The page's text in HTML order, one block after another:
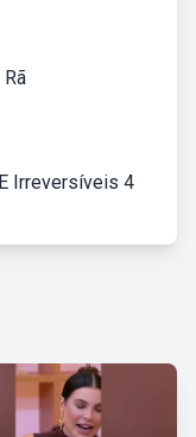
Irreversíveis 4